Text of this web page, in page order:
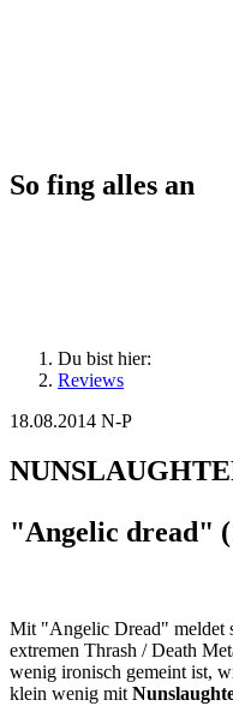
So fing alles an
Du bist hier:
Reviews
18.08.2014 N-P
"Angelic dread"
Mit "Angelic Dread" meldet
extremen Thrash / Death
wenig ironisch gemeint ist,
klein wenig mit